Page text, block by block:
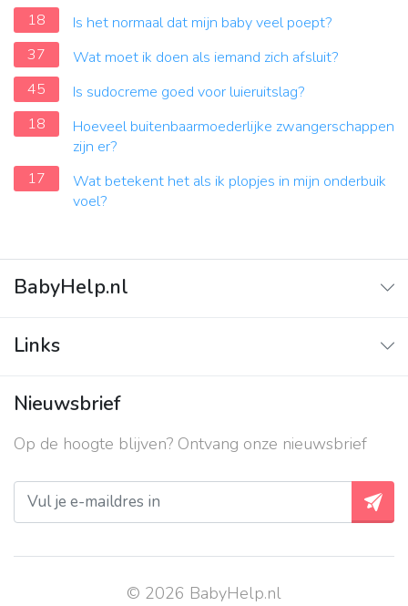
18
Is het normaal dat mijn baby veel poept?
37
Wat moet ik doen als iemand zich afsluit?
45
Is sudocreme goed voor luieruitslag?
18
Hoeveel buitenbaarmoederlijke zwangerschappen
zijn er?
17
Wat betekent het als ik plopjes in mijn onderbuik
voel?
BabyHelp.nl
Vraag & Antwoord
Links
Contact
Over ons
Privacy beleid
Nieuwsbrief
Op de hoogte blijven? Ontvang onze nieuwsbrief
© 2026 BabyHelp.nl